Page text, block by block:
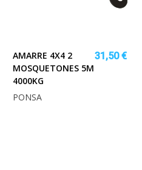
AMARRE 4X4 2
MOSQUETONES 5M
4000KG
31,50 €
PONSA